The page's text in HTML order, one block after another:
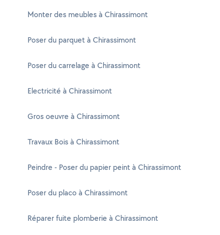
Monter des meubles à Chirassimont
Poser du parquet à Chirassimont
Poser du carrelage à Chirassimont
Electricité à Chirassimont
Gros oeuvre à Chirassimont
Travaux Bois à Chirassimont
Peindre - Poser du papier peint à Chirassimont
Poser du placo à Chirassimont
Réparer fuite plomberie à Chirassimont